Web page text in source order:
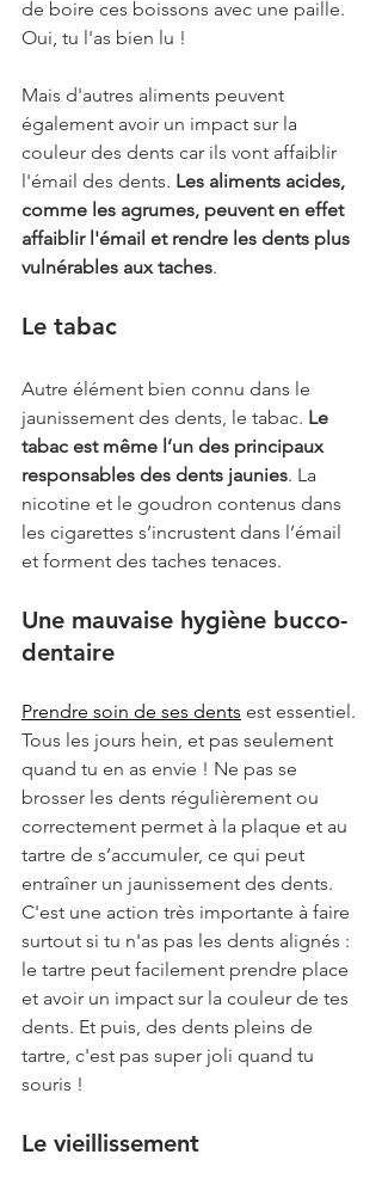
de boire ces boissons avec une paille.
Oui, tu l'as bien lu !
Mais d'autres aliments peuvent
également avoir un impact sur la
couleur des dents car ils vont affaiblir
l'émail des dents. Les aliments acides,
comme les agrumes, peuvent en effet
affaiblir l'émail et rendre les dents plus
vulnérables aux taches.
Le tabac
Autre élément bien connu dans le
jaunissement des dents, le tabac. Le
tabac est même l’un des principaux
responsables des dents jaunies. La
nicotine et le goudron contenus dans
les cigarettes s’incrustent dans l’émail
et forment des taches tenaces.
Une mauvaise hygiène bucco-
dentaire
Prendre soin de ses dents est essentiel.
Tous les jours hein, et pas seulement
quand tu en as envie ! Ne pas se
brosser les dents régulièrement ou
correctement permet à la plaque et au
tartre de s’accumuler, ce qui peut
entraîner un jaunissement des dents.
C'est une action très importante à faire
surtout si tu n'as pas les dents alignés :
le tartre peut facilement prendre place
et avoir un impact sur la couleur de tes
dents. Et puis, des dents pleins de
tartre, c'est pas super joli quand tu
souris !
Le vieillissement